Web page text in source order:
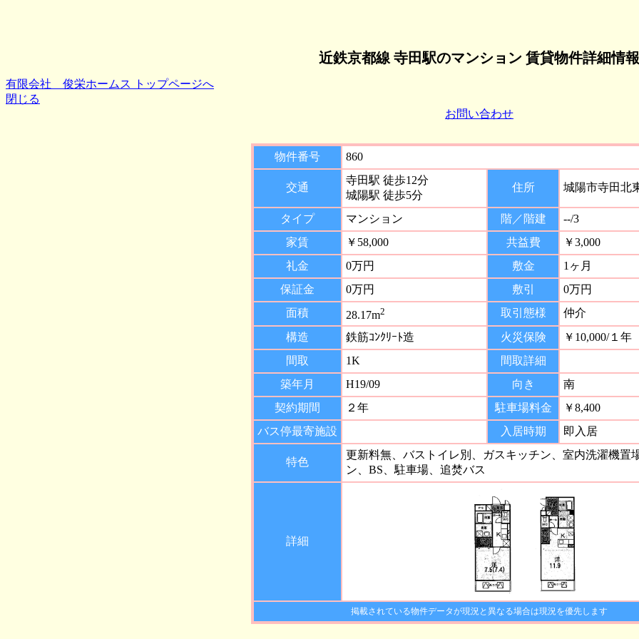
近鉄京都線 寺田駅のマンション 賃貸物件詳細情報
有限会社 俊栄ホームス トップページへ
閉じる
お問い合わせ
物件番号 860
交通
寺田駅 徒歩12分
城陽駅 徒歩5分
住所 城陽市寺田北
タイプ マンション 階／階建
--/3
家賃
￥58,000 共益費
￥3,000
礼金
0万円 敷金
1ヶ月
保証金
0万円 敷引
0万円
面積
28.17m2 取引態様
仲介
構造
鉄筋ｺﾝｸﾘｰﾄ造 火災保険
￥10,000/１年
間取
1K
間取詳細
築年月
H19/09 向き
南
契約期間
２年 駐車場料金
￥8,400
バス停最寄施設
入居時期 即入居
特色
更新料無、バストイレ別、ガスキッチン、室内洗濯機置
ン、BS、駐車場、追焚バス
詳細
掲載されている物件データが現況と異なる場合は現況を優先します